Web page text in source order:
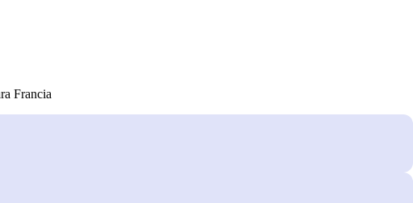
Francia